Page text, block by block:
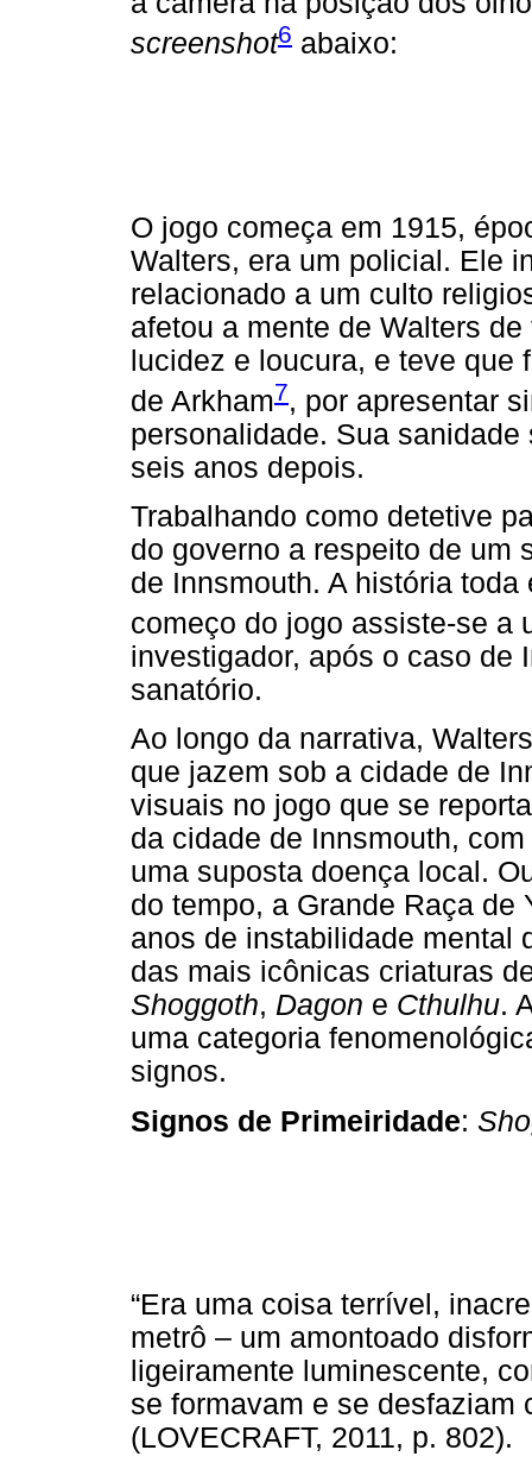
screenshot6 abaixo:
O jogo começa em 1915,
Walters, era um policial. Ele
relacionado a um culto
afetou a mente de Walters
lucidez e loucura, e teve que
de Arkham7, por apresentar
personalidade. Sua
seis anos depois.
Trabalhando como detetive
do governo a respeito de um
de Innsmouth. A história
começo do jogo assiste-se a
investigador, após o caso de
sanatório.
Ao longo da narrativa,
que jazem sob a cidade de
visuais no jogo que se
da cidade de Innsmouth,
uma suposta doença local.
do tempo, a Grande Raça
anos de instabilidade mental
das mais icônicas criaturas
Shoggoth, Dagon e Cthulhu.
uma categoria
signos.
Signos de Primeiridade:
“Era uma coisa terrível,
metrô – um amontoado
ligeiramente luminescente,
se formavam e se desfaziam
(LOVECRAFT, 2011, p. 802).